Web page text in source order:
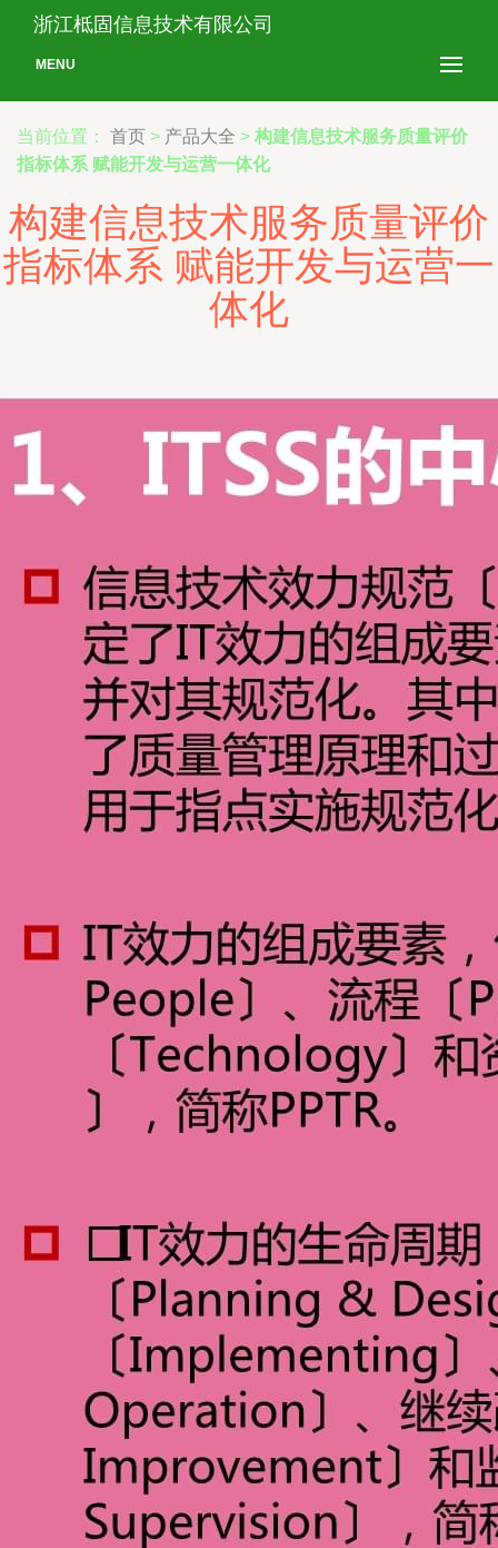
浙江柢固信息技术有限公司
MENU
当前位置： 首页 > 产品大全 > 构建信息技术服务质量评价
指标体系 赋能开发与运营一体化
构建信息技术服务质量评价
指标体系 赋能开发与运营一
体化